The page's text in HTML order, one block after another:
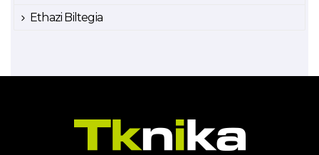
Ethazi Biltegia